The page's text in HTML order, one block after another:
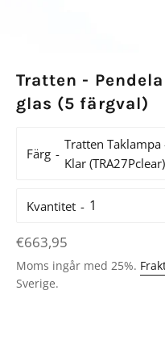
Tratten -
glas (5 färgval)
Färg
Kvantitet
Ordinarie
pris
€663,95
Moms ingår med 25%.
Sverige.